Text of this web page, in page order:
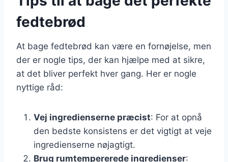
fedtebrød
At bage fedtebrød kan være en fornøjelse, men
der er nogle tips, der kan hjælpe med at sikre,
at det bliver perfekt hver gang. Her er nogle
nyttige råd:
Vej ingredienserne præcist: For at opnå
den bedste konsistens er det vigtigt at veje
ingredienserne nøjagtigt.
Brug rumtempererede ingredienser: